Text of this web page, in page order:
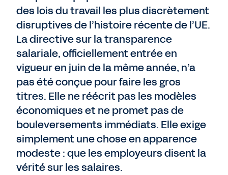
des lois du travail les plus discrètement
disruptives de l’histoire récente de l’UE.
La directive sur la transparence
salariale, officiellement entrée en
vigueur en juin de la même année, n’a
pas été conçue pour faire les gros
titres. Elle ne réécrit pas les modèles
économiques et ne promet pas de
bouleversements immédiats. Elle exige
simplement une chose en apparence
modeste : que les employeurs disent la
vérité sur les salaires.